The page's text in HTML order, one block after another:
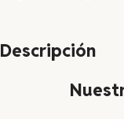
Descripción